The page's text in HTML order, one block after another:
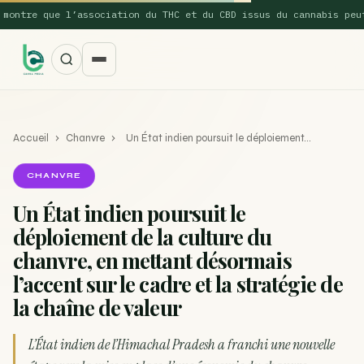
que l’association du THC et du CBD issus du cannabis peut…
SUGGESTIONS POPULAIRES
Une nouvelle étude montre que la vaporisation du
cannabis réduit de 99…
ACTU
La recette du Space Cake
Recette : Préparation du beurre de Marrakech
Accueil › Chanvre › Un État indien poursuit le déploiement…
CHANVRE
Un État indien poursuit le
déploiement de la culture du
chanvre, en mettant désormais
l’accent sur le cadre et la stratégie de
la chaîne de valeur
L’État indien de l’Himachal Pradesh a franchi une nouvelle